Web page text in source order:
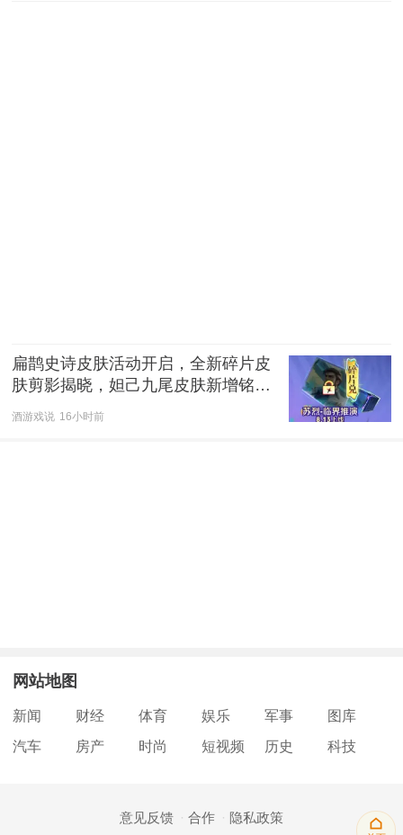
扁鹊史诗皮肤活动开启，全新碎片皮
肤剪影揭晓，妲己九尾皮肤新增铭记
酒游戏说 16小时前
网站地图
新闻 财经 体育 娱乐 军事
图库
汽车
房产 时尚 短视频 历史 科技
意见反馈 合作 隐私政策